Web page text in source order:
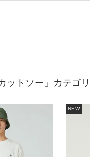
ットソー」カテゴ
NEW